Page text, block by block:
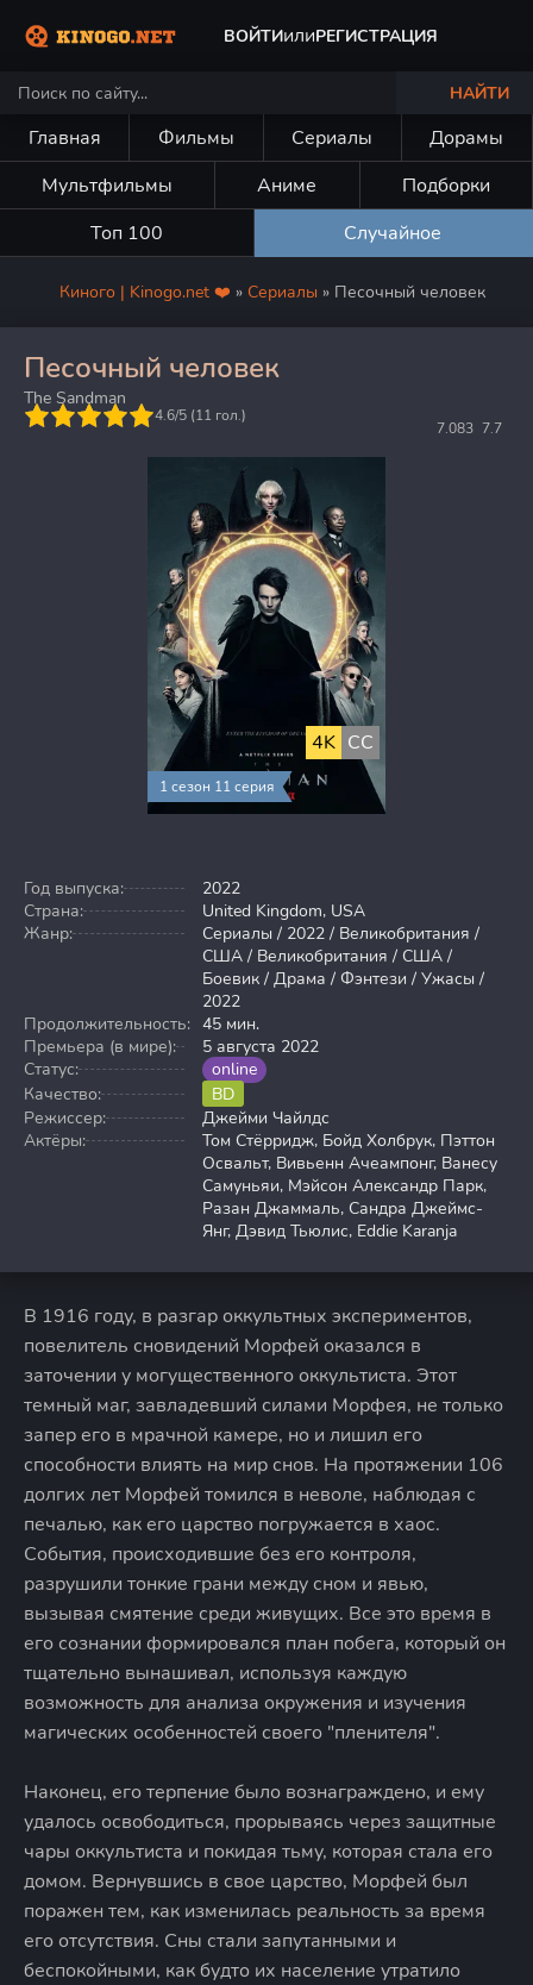
ВОЙТИилиРЕГИСТРАЦИЯ
НАЙТИ
Главная Фильмы Сериалы
Дорамы
Мультфильмы
Аниме
Подборки
Топ 100
Случайное
Киного | Kinogo.net ❤️ » Сериалы » Песочный человек
Песочный человек
The Sandman
7.083 7.7
4.6/5 (11 гол.)
4K CC
1 сезон 11 серия
Год выпуска:
2022
Страна:
United Kingdom, USA
Жанр:
Сериалы / 2022 / Великобритания /
США / Великобритания / США /
Боевик / Драма / Фэнтези / Ужасы /
2022
Продолжительность: 45 мин.
Премьера (в мире):
5 августа 2022
Статус:
online
Качество:
BD
Режиссер:
Джейми Чайлдс
Актёры:
Том Стёрридж, Бойд Холбрук, Пэттон
Освальт, Вивьенн Ачеампонг, Ванесу
Самуньяи, Мэйсон Александр Парк,
Разан Джаммаль, Сандра Джеймс-
Янг, Дэвид Тьюлис, Eddie Karanja
В 1916 году, в разгар оккультных экспериментов,
повелитель сновидений Морфей оказался в
заточении у могущественного оккультиста. Этот
темный маг, завладевший силами Морфея, не только
запер его в мрачной камере, но и лишил его
способности влиять на мир снов. На протяжении 106
долгих лет Морфей томился в неволе, наблюдая с
печалью, как его царство погружается в хаос.
События, происходившие без его контроля,
разрушили тонкие грани между сном и явью,
вызывая смятение среди живущих. Все это время в
его сознании формировался план побега, который он
тщательно вынашивал, используя каждую
возможность для анализа окружения и изучения
магических особенностей своего "пленителя".
Наконец, его терпение было вознаграждено, и ему
удалось освободиться, прорываясь через защитные
чары оккультиста и покидая тьму, которая стала его
домом. Вернувшись в свое царство, Морфей был
поражен тем, как изменилась реальность за время
его отсутствия. Сны стали запутанными и
беспокойными, как будто их население утратило